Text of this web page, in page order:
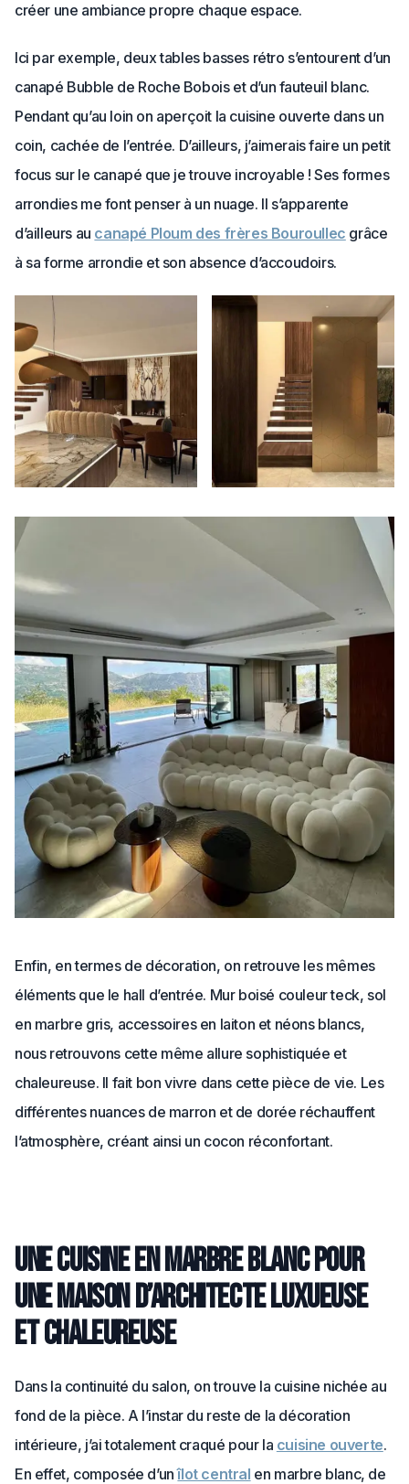
créer une ambiance propre chaque espace.
Ici par exemple, deux tables basses rétro s’entourent d’un
canapé Bubble de Roche Bobois et d’un fauteuil blanc.
Pendant qu’au loin on aperçoit la cuisine ouverte dans un
coin, cachée de l’entrée. D’ailleurs, j’aimerais faire un petit
focus sur le canapé que je trouve incroyable ! Ses formes
arrondies me font penser à un nuage. Il s’apparente
d’ailleurs au canapé Ploum des frères Bouroullec grâce
à sa forme arrondie et son absence d’accoudoirs.
Enfin, en termes de décoration, on retrouve les mêmes
éléments que le hall d’entrée. Mur boisé couleur teck, sol
en marbre gris, accessoires en laiton et néons blancs,
nous retrouvons cette même allure sophistiquée et
chaleureuse. Il fait bon vivre dans cette pièce de vie. Les
différentes nuances de marron et de dorée réchauffent
l’atmosphère, créant ainsi un cocon réconfortant.
Une cuisine en marbre blanc pour
une maison d’architecte luxueuse
et chaleureuse
Dans la continuité du salon, on trouve la cuisine nichée au
fond de la pièce. A l’instar du reste de la décoration
intérieure, j’ai totalement craqué pour la cuisine ouverte.
En effet, composée d’unîlot central en marbre blanc, de